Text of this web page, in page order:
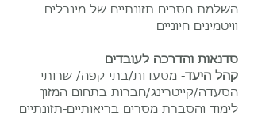
השלמת חסרים תזונתיים של מינרלים
וויטמינים חיוניים
סדנאות והדרכה לעובדים
קהל היעד- מסעדות/בתי קפה/ שרותי
הסעדה/קייטרינג/חברות בתחום המזון
לימוד והסברת מסרים בריאותיים-תזונתיים